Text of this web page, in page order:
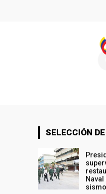
SELECCIÓN
Naval